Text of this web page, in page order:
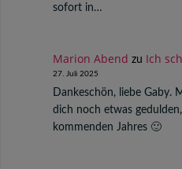
sofort in…
Marion Abend zu Ich
27. Juli 2025
Dankeschön, liebe Gaby.
dich noch etwas
kommenden Jahres 🙂